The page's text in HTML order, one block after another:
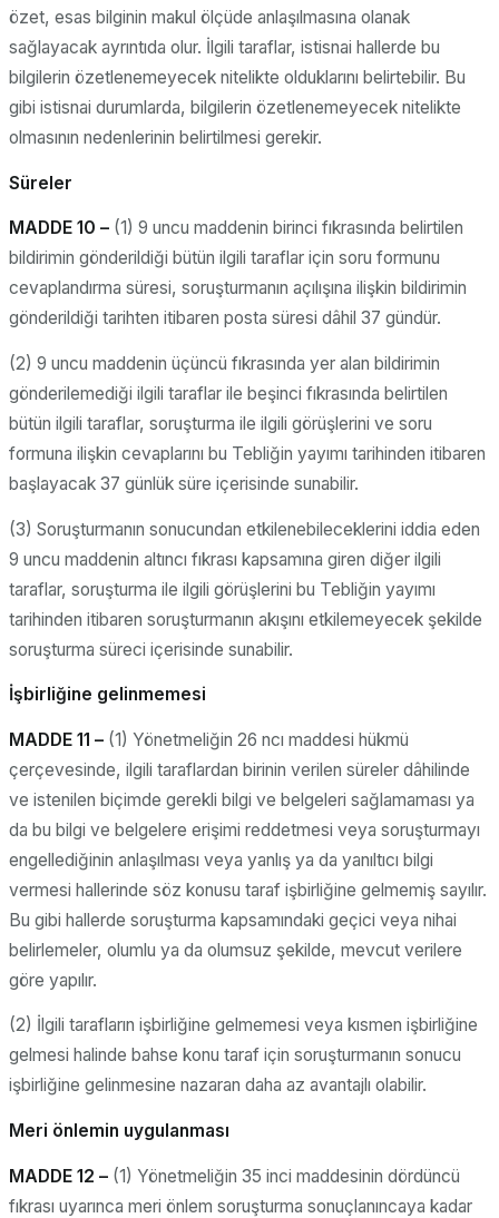
özet, esas bilginin makul ölçüde anlaşılmasına olanak
sağlayacak ayrıntıda olur. İlgili taraflar, istisnai hallerde bu
bilgilerin özetlenemeyecek nitelikte olduklarını belirtebilir. Bu
gibi istisnai durumlarda, bilgilerin özetlenemeyecek nitelikte
olmasının nedenlerinin belirtilmesi gerekir.
Süreler
MADDE 10 – (1) 9 uncu maddenin birinci fıkrasında belirtilen
bildirimin gönderildiği bütün ilgili taraflar için soru formunu
cevaplandırma süresi, soruşturmanın açılışına ilişkin bildirimin
gönderildiği tarihten itibaren posta süresi dâhil 37 gündür.
(2) 9 uncu maddenin üçüncü fıkrasında yer alan bildirimin
gönderilemediği ilgili taraflar ile beşinci fıkrasında belirtilen
bütün ilgili taraflar, soruşturma ile ilgili görüşlerini ve soru
formuna ilişkin cevaplarını bu Tebliğin yayımı tarihinden itibaren
başlayacak 37 günlük süre içerisinde sunabilir.
(3) Soruşturmanın sonucundan etkilenebileceklerini iddia eden
9 uncu maddenin altıncı fıkrası kapsamına giren diğer ilgili
taraflar, soruşturma ile ilgili görüşlerini bu Tebliğin yayımı
tarihinden itibaren soruşturmanın akışını etkilemeyecek şekilde
soruşturma süreci içerisinde sunabilir.
İşbirliğine gelinmemesi
MADDE 11 – (1) Yönetmeliğin 26 ncı maddesi hükmü
çerçevesinde, ilgili taraflardan birinin verilen süreler dâhilinde
ve istenilen biçimde gerekli bilgi ve belgeleri sağlamaması ya
da bu bilgi ve belgelere erişimi reddetmesi veya soruşturmayı
engellediğinin anlaşılması veya yanlış ya da yanıltıcı bilgi
vermesi hallerinde söz konusu taraf işbirliğine gelmemiş sayılır.
Bu gibi hallerde soruşturma kapsamındaki geçici veya nihai
belirlemeler, olumlu ya da olumsuz şekilde, mevcut verilere
göre yapılır.
(2) İlgili tarafların işbirliğine gelmemesi veya kısmen işbirliğine
gelmesi halinde bahse konu taraf için soruşturmanın sonucu
işbirliğine gelinmesine nazaran daha az avantajlı olabilir.
Meri önlemin uygulanması
MADDE 12 – (1) Yönetmeliğin 35 inci maddesinin dördüncü
fıkrası uyarınca meri önlem soruşturma sonuçlanıncaya kadar